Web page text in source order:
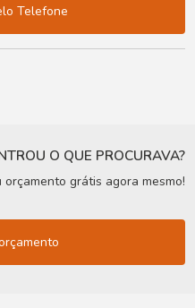
Telefone
O QUE PROCURAVA?
orçamento grátis agora mesmo!